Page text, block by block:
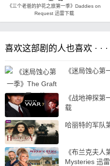
《三个老爸的护花之旅第一季》Daddies on
Request 迅雷下载
喜欢这部剧的人也喜欢 · · ·
《迷局蚀心
《战地神探
载
哈丽特的军队
《布兰克夫
Mysteries 迅